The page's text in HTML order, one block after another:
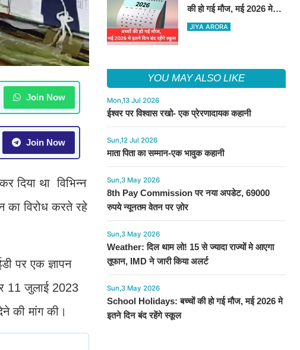
Join Now
Join Now
दिया था विभिन्न
का विरोध करते रहे
पर एक ज्ञापन
11 जुलाई 2023
की मांग की।
की हो गई मौज, मई 2026 मे
इतने दिन बंद रहेंगे स्कूल
JIYA ARORA
YOU MAY ALSO LIKE
Mon,13 Jul 2026
ईश्वर पर विश्वास रखो- एक प्रेरणादायक कहानी
Sun,12 Jul 2026
माता पिता का सम्मान-एक भावुक कहानी
Sun,3 May 2026
8th Pay Commission पर नया अपडेट, 69000
रुपये न्यूनतम वेतन पर ज़ोर
Sun,3 May 2026
Weather: दिल थाम लो! 15 से ज्यादा राज्यों मे आएगा
तूफान, IMD ने जारी किया अलर्ट
Sun,3 May 2026
School Holidays: बच्चों की हो गई मौज, मई 2026 मे
इतने दिन बंद रहेंगे स्कूल